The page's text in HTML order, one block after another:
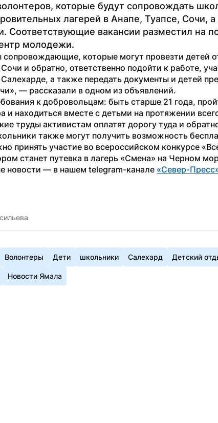
которые будут сопровождать
лагерей в Анапе, Туапсе, Сочи,
Соответствующие вакансии разместил на
молодежи.
которые могут провезти детей
и обратно, ответственно подойти к работе,
а также передать документы и детей
— рассказали в одном из объявлений.
к добровольцам: быть старше 21 года,
и находиться вместе с детьми на протяжении
труды активистам оплатят дорогу туда и
также могут получить возможность
принять участие во всероссийском конкурсе
станет путевка в лагерь «Смена» на Черном
новости — в нашем telegram-канале «Север-
Волонтеры Дети школьники Салехард Детский
Новости Ямала